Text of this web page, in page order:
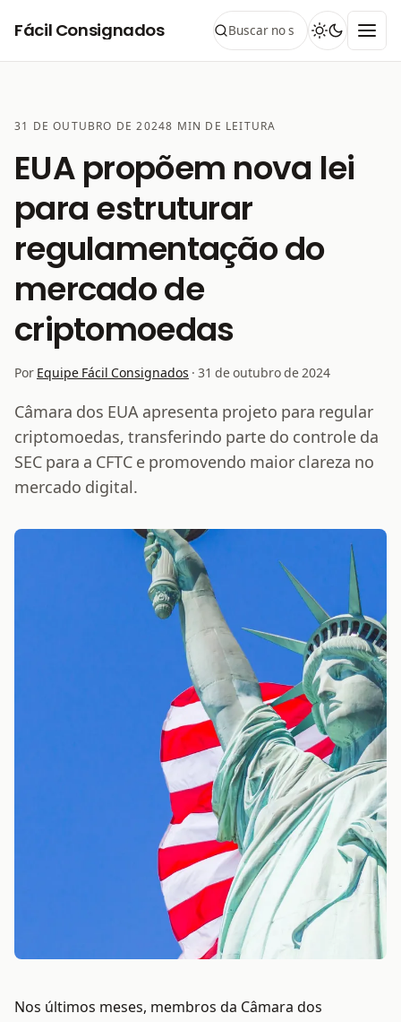
Fácil Consignados
31 DE OUTUBRO DE 20248 MIN DE LEITURA
EUA propõem nova lei
para estruturar
regulamentação do
mercado de
criptomoedas
Por Equipe Fácil Consignados · 31 de outubro de 2024
Câmara dos EUA apresenta projeto para regular
criptomoedas, transferindo parte do controle da
SEC para a CFTC e promovendo maior clareza no
mercado digital.
Nos últimos meses, membros da Câmara dos